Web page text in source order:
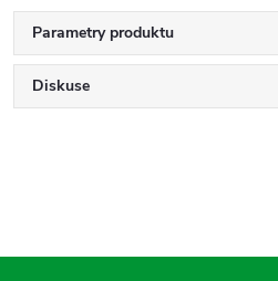
Parametry produktu
Diskuse